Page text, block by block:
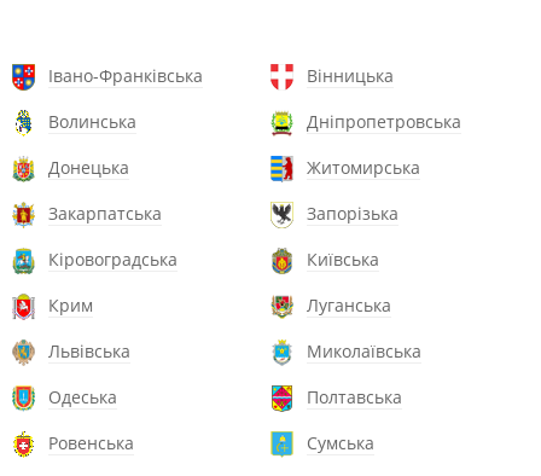
Івано-Франківська
Вінницька
Волинська
Дніпропетровська
Донецька
Житомирська
Закарпатська
Запорізька
Кіровоградська
Київська
Крим
Луганська
Львівська
Миколаївська
Одеська
Полтавська
Ровенська
Сумська